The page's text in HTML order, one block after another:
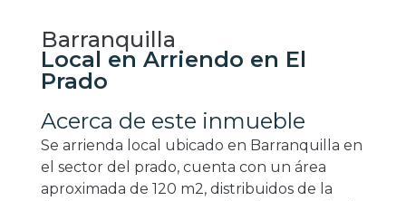
Barranquilla
Local en Arriendo en El
Prado
Acerca de este inmueble
Se arrienda local ubicado en Barranquilla en
el sector del prado, cuenta con un área
aproximada de 120 m2, distribuidos de la